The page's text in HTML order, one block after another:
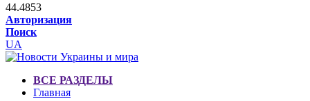
44.4853
Авторизация
Поиск
UA
ВСЕ РАЗДЕЛЫ
Главная